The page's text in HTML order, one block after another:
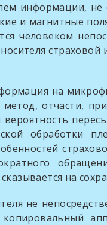
не
и магнитные
человеком
на
отчасти,
обработки
на